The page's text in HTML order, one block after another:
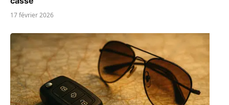
17 février 2026